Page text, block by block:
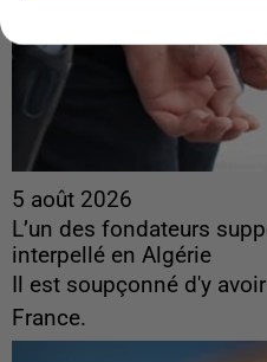
5 août 2026
L’un des fondateurs
interpellé en Algérie
Il est soupçonné d'y
France.